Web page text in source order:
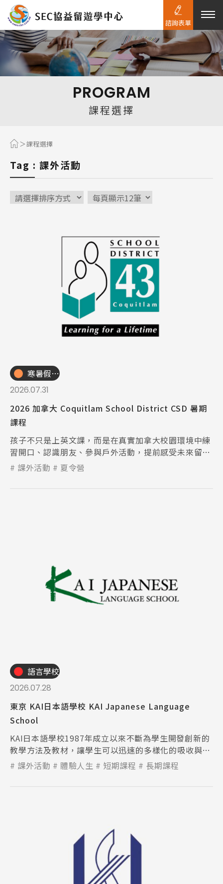
熱門搜尋：
PROGRAM
課程選擇
課程選擇
Tag : 課外活動
寒暑假遊學團
2026.07.31
2026 加拿大 Coquitlam School District CSD 暑期
課程
孩子不只是上英文課，而是在真實加拿大校園環境中練
習開口、認識朋友、參與戶外活動，提前感受未來留學
生活。
課外活動 夏令營
語言學校
2026.07.28
東京 KAI日本語學校 KAI Japanese Language
School
KAI日本語學校1987年成立以來不斷為學生開發創新的
教學方法及教材，讓學生可以迅速的多樣化的吸收與學
習，此外也獲得IALC組織的認證。
課外活動 體驗人生 短期課程 長期課程
諮詢表單